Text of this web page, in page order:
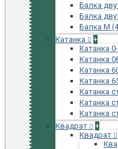
Балка
Балка
Балка М
Катанка
+
Катанка
Катанка
Катанка
Катанка
Катанка
Катанка
Катанка
Квадрат
+
Квадрат